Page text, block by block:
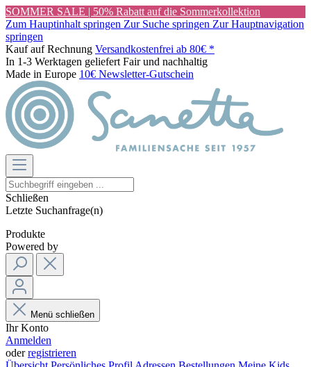
SOMMER SALE | 50% Rabatt auf die Sommerkollektion
Zum Hauptinhalt springen Zur Suche springen Zur Hauptnavigation
springen
Kauf auf Rechnung Versandkostenfrei ab 80€ *
In 1-3 Werktagen geliefert Fair und nachhaltig
Made in Europe 10€ Newsletter-Gutschein
Schließen
Letzte Suchanfrage(n)
Produkte
Powered by
Menü schließen
Ihr Konto
Anmelden
oderregistrieren